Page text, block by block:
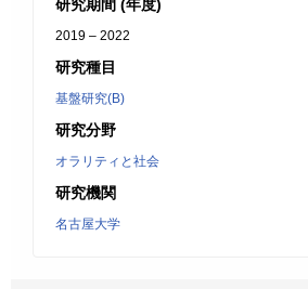
研究期間 (年度)
2019 – 2022
研究種目
基盤研究(B)
研究分野
オラリティと社会
研究機関
名古屋大学